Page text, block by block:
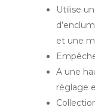
Utilise
et une
A une
réglage